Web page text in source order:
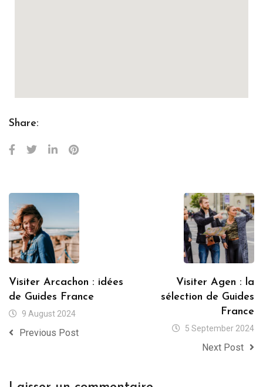
Share:
Visiter Arcachon : idées
de Guides France
9 August 2024
Previous Post
Visiter Agen : la
sélection de Guides
France
5 September 2024
Next Post